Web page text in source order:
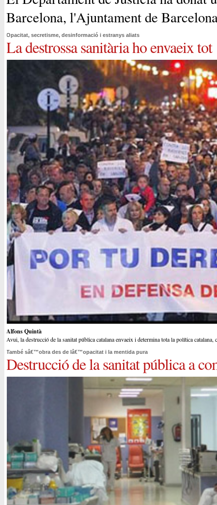
Barcelona, l'Ajuntament de
Opacitat, secretisme, desinformació i estranys aliats
La destrossa sanitària ho envaeix tot
Alfons Quintà
Avui, la destrucció de la sanitat pública catalana envaeix i determina tota la política catalana,
També sâ€™obra des de lâ€™opacitat i la mentida pura
Destrucció de la sanitat pública a